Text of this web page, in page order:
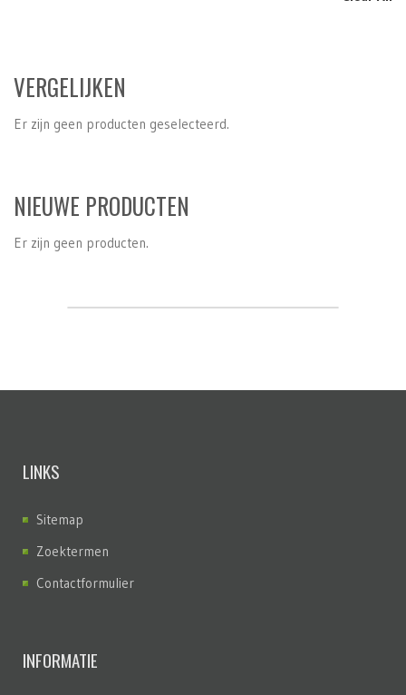
VERGELIJKEN
Er zijn geen producten geselecteerd.
NIEUWE PRODUCTEN
Er zijn geen producten.
LINKS
Sitemap
Zoektermen
Contactformulier
INFORMATIE